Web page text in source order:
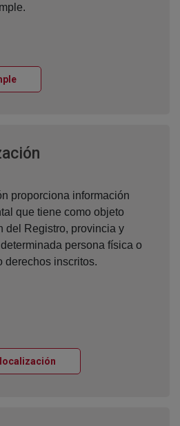
Ventana nueva
proporciona información
que tiene como objeto
del Registro, provincia y
persona física o
derechos inscritos.